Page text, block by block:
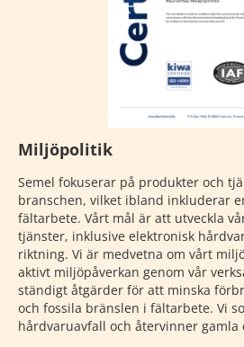
Miljöpolitik
Semel fokuserar på produkter och
branschen, vilket ibland inkluderar
fältarbete. Vårt mål är att utveckla
tjänster, inklusive elektronisk
riktning. Vi är medvetna om vårt
aktivt miljöpåverkan genom vår
ständigt åtgärder för att minska
och fossila bränslen i fältarbete. Vi
hårdvaruavfall och återvinner